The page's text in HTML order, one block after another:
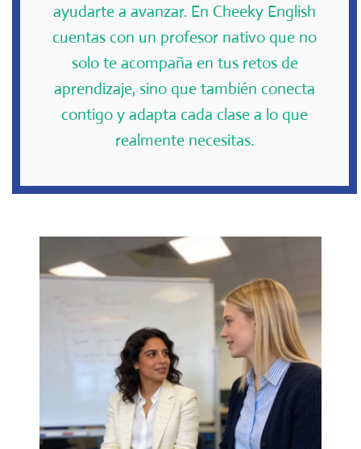
ayudarte a avanzar. En Cheeky English
cuentas con un profesor nativo que no
solo te acompaña en tus retos de
aprendizaje, sino que también conecta
contigo y adapta cada clase a lo que
realmente necesitas.